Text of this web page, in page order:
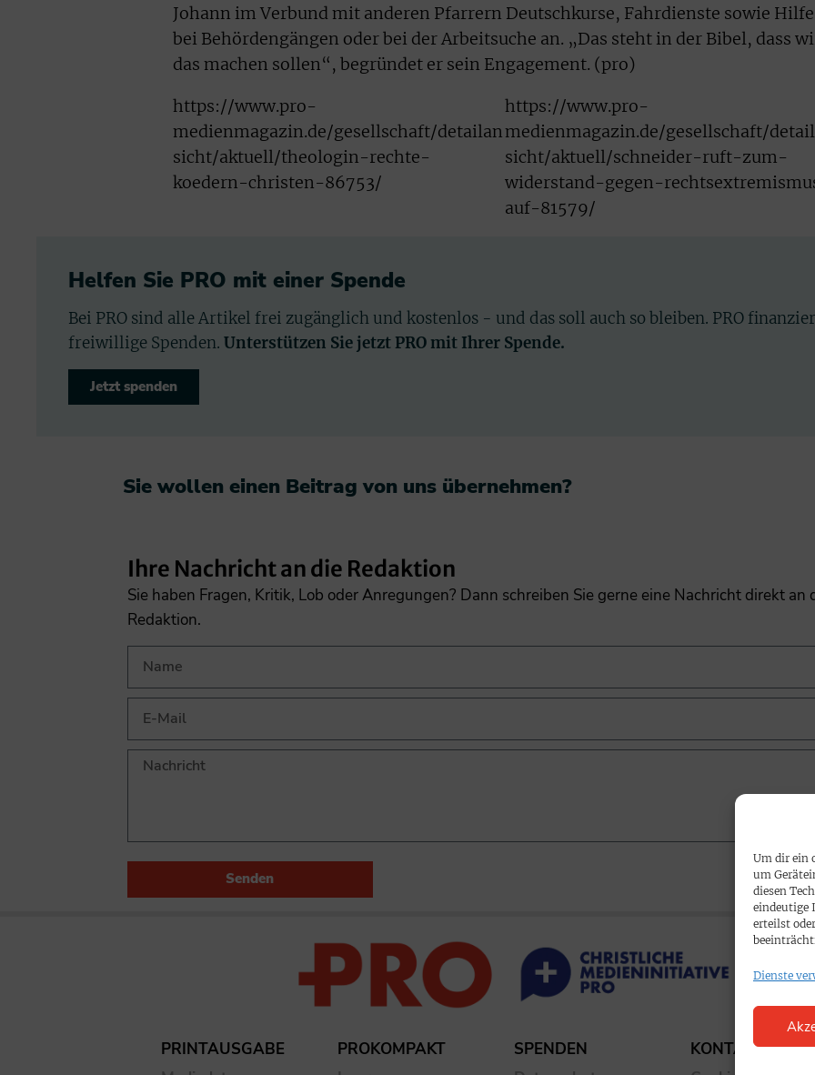
Um dir ein
um
diesen
eindeutige
erteilst
Dienste
Johann im Verbund mit anderen Pfarrern Deutschkurse, Fahrdienste sowie Hilfe
bei Behördengängen oder bei der Arbeitsuche an. „Das steht in der Bibel, dass
das machen sollen“, begründet er sein Engagement. (pro)
https://www.pro-
medienmagazin.de/gesellschaft/detailan
sicht/aktuell/theologin-rechte-
koedern-christen-86753/
https://www.pro-
medienmagazin.de/gesellschaft/
sicht/aktuell/schneider-ruft-zum-
widerstand-gegen-
auf-81579/
Helfen Sie PRO mit einer Spende
Bei PRO sind alle Artikel frei zugänglich und kostenlos - und das soll auch so bleiben. PRO
freiwillige Spenden. Unterstützen Sie jetzt PRO mit Ihrer Spende.
Jetzt spenden
Sie wollen einen Beitrag von uns übernehmen?​
Ihre Nachricht an die Redaktion
Sie haben Fragen, Kritik, Lob oder Anregungen? Dann schreiben Sie gerne eine Nachricht direkt an
Redaktion.
Senden
PRINTAUSGABE
PROKOMPAKT
SPENDEN
KONTAKT